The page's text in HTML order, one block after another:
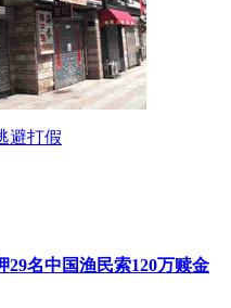
避打假
29名中国渔民索120万赎金